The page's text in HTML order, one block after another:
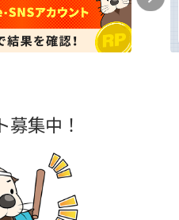
募集中！